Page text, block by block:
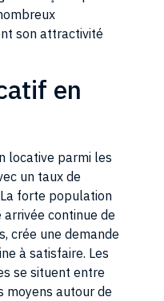
son attractivité
en
locative parmi les
un taux de
forte population
continue de
crée une demande
à satisfaire. Les
se situent entre
moyens autour de